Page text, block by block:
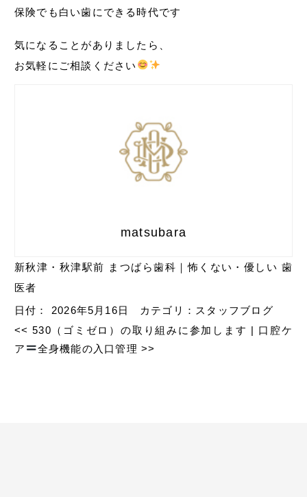
保険でも白い歯にできる時代です
気になることがありましたら、
お気軽にご相談ください
matsubara
新秋津・秋津駅前 まつばら歯科｜怖くない・優しい 歯
医者
日付： 2026年5月16日 カテゴリ： スタッフブログ
<< 530（ゴミゼロ）の取り組みに参加します | 口腔ケ
ア
全身機能の入口管理>>